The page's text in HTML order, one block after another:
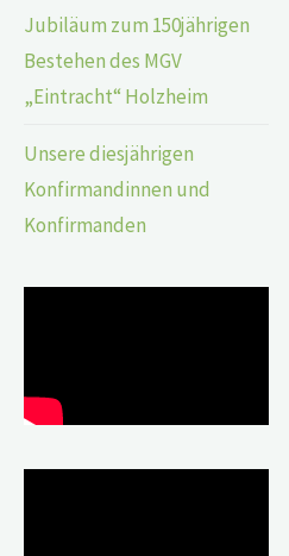
Jubiläum zum 150jährigen
Bestehen des MGV
„Eintracht“ Holzheim
Unsere diesjährigen
Konfirmandinnen und
Konfirmanden